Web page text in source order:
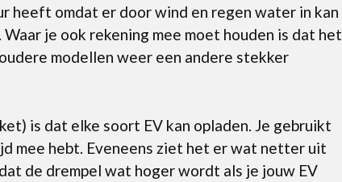
heeft omdat er door wind en regen water in kan
je ook rekening mee moet houden is dat het
modellen weer een andere stekker
is dat elke soort EV kan opladen. Je gebruikt
mee hebt. Eveneens ziet het er wat netter uit
de drempel wat hoger wordt als je jouw EV